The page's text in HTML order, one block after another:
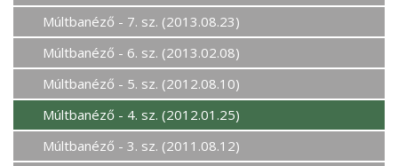
Múltbanéző - 7. sz. (2013.08.23)
Múltbanéző - 6. sz. (2013.02.08)
Múltbanéző - 5. sz. (2012.08.10)
Múltbanéző - 4. sz. (2012.01.25)
Múltbanéző - 3. sz. (2011.08.12)